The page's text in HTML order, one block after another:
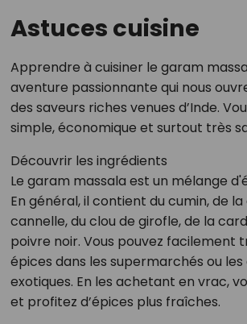
Astuces cuisine
Apprendre à cuisiner le garam
aventure passionnante qui nous
des saveurs riches venues d’Inde.
simple, économique et surtout très
Découvrir les ingrédients
Le garam massala est un mélange
En général, il contient du cumin, de
cannelle, du clou de girofle, de la
poivre noir. Vous pouvez facilement
épices dans les supermarchés ou
exotiques. En les achetant en vrac,
et profitez d’épices plus fraîches.